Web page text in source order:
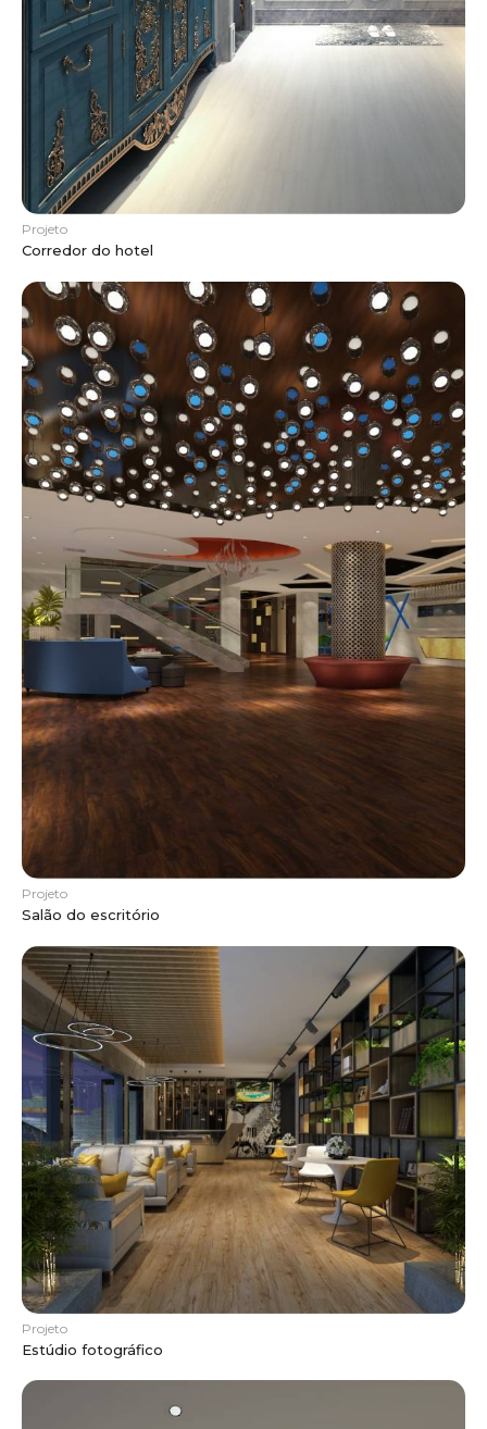
Projeto
Corredor do hotel
Projeto
Salão do escritório
Projeto
Estúdio fotográfico